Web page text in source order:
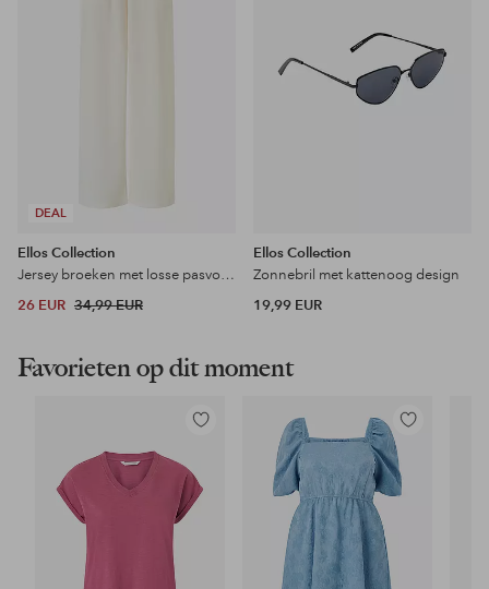
DEAL
Ellos Collection
Jersey broeken met losse pasvorm
26 EUR 34,99 EUR
Ellos Collection
Zonnebril met kattenoog design
19,99 EUR
Favorieten op dit moment
Toevoegen
favorieten
Toevoegen
aan
favorieten